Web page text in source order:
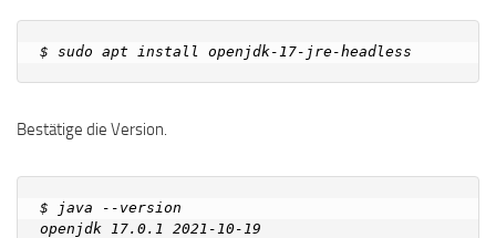
Bestätige die Version.
$ java --version
openjdk 17.0.1 2021-10-19